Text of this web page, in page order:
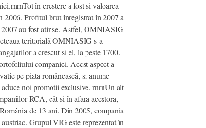
în crestere a fost si valoarea
2006. Profitul brut înregistrat în 2007 a
au fost atinse. Astfel, OMNIASIG
teritorialã OMNIASIG s-a
a crescut si el, la peste 1700.
companiei. Acest aspect a
pe piata româneascã, si anume
noi promotii exclusive. rnrnUn alt
RCA, cât si în afara acestora,
de 13 ani. Din 2005, compania
Grupul VIG este reprezentat în